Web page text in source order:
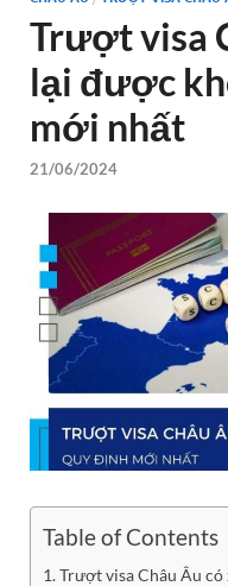
Trượt visa
lại được
mới nhất
21/06/2024
Table of Contents
Trượt visa Châu Âu